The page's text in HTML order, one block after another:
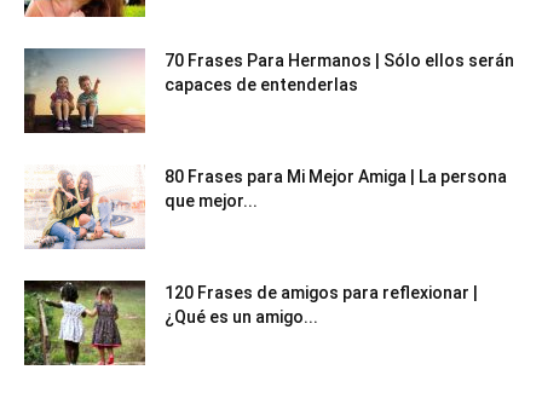
70 Frases Para Hermanos | Sólo ellos serán
capaces de entenderlas
80 Frases para Mi Mejor Amiga | La persona
que mejor...
120 Frases de amigos para reflexionar |
¿Qué es un amigo...